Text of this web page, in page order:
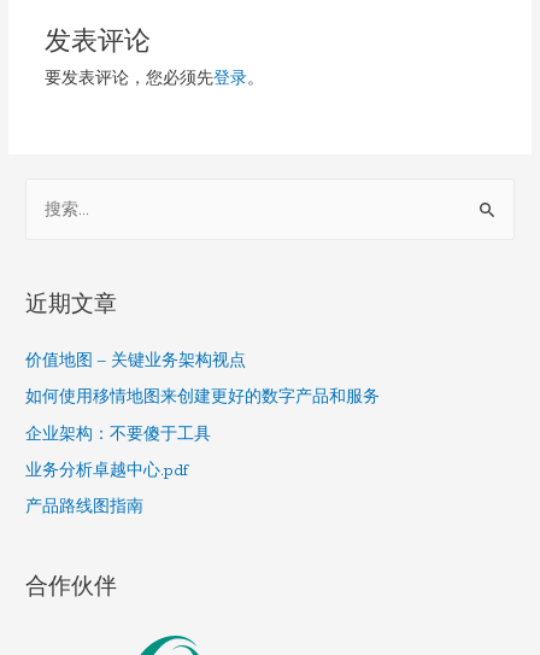
航
发表评论
要发表评论，您必须先登录。
r
h
f
o
近期文章
价值地图 – 关键业务架构视点
如何使用移情地图来创建更好的数字产品和服务
企业架构：不要傻于工具
业务分析卓越中心.pdf
产品路线图指南
合作伙伴